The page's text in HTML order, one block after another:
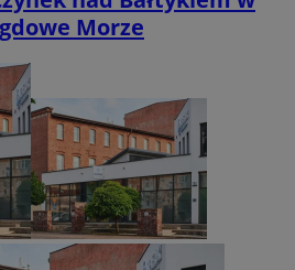
Morze
Wydajność Targetowanie